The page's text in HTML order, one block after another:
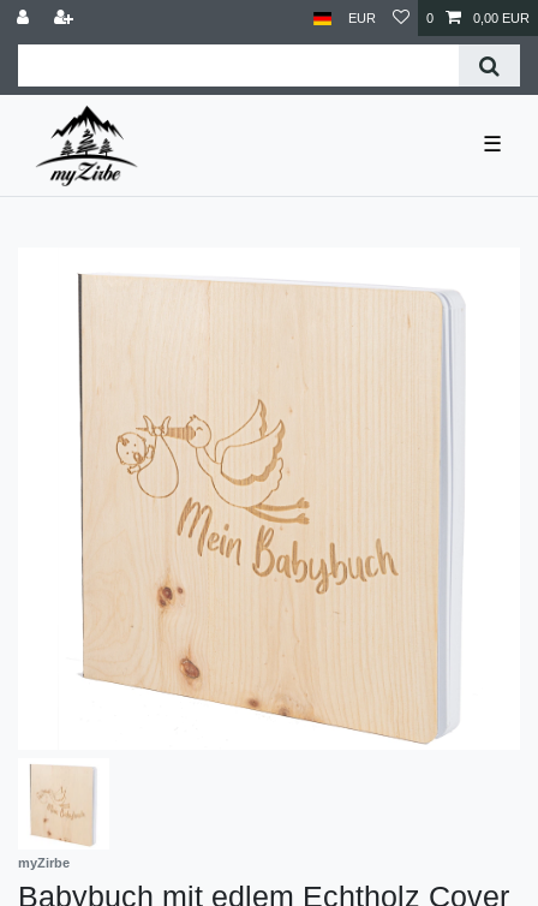
EUR 0 0,00 EUR
☰
myZirbe
Babybuch mit edlem Echtholz Cover